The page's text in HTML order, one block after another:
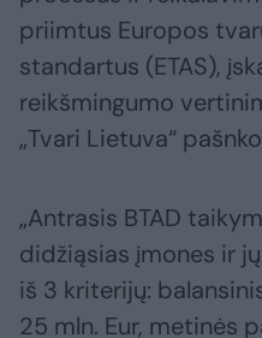
priimtus Europos
standartus (ETAS),
reikšmingumo
„Tvari Lietuva“
„Antrasis BTAD
didžiąsias įmones ir
iš 3 kriterijų:
25 mln. Eur, metinės